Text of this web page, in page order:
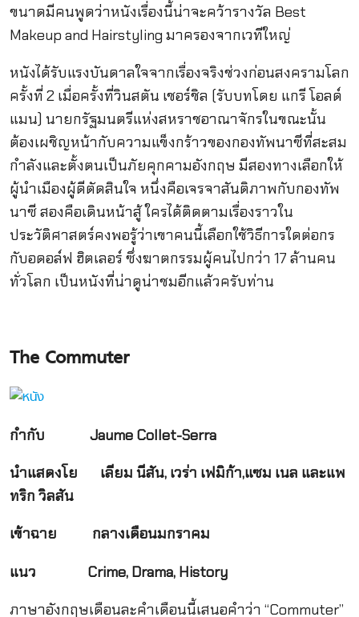
ขนาดมีคนพูดว่าหนังเรื่องนี้น่าจะคว้ารางวัล Best
Makeup and Hairstyling มาครองจากเวทีใหญ่
หนังได้รับแรงบันดาลใจจากเรื่องจริงช่วงก่อนสงครามโลก
ครั้งที่ 2 เมื่อครั้งที่วินสตัน เชอร์ชิล (รับบทโดย แกรี โอลด์
แมน) นายกรัฐมนตรีแห่งสหราชอาณาจักรในขณะนั้น
ต้องเผชิญหน้ากับความแข็งกร้าวของกองทัพนาซีที่สะสม
กำลังและตั้งตนเป็นภัยคุกคามอังกฤษ มีสองทางเลือกให้
ผู้นำเมืองผู้ดีตัดสินใจ หนึ่งคือเจรจาสันติภาพกับกองทัพ
นาซี สองคือเดินหน้าสู้ ใครได้ติดตามเรื่องราวใน
ประวัติศาสตร์คงพอรู้ว่าเขาคนนี้เลือกใช้วิธีการใดต่อกร
กับอดอล์ฟ ฮิตเลอร์ ซึ่งฆาตกรรมผู้คนไปกว่า 17 ล้านคน
ทั่วโลก เป็นหนังที่น่าดูน่าชมอีกแล้วครับท่าน
The Commuter
กำกับ
Jaume Collet-Serra
นำแสดงโย เลียม นีสัน, เวร่า เฟมิก้า,แซม เนล และแพ
ทริก วิลสัน
เข้าฉาย กลางเดือนมกราคม
แนว Crime, Drama, History
ภาษาอังกฤษเดือนละคำเดือนนี้เสนอคำว่า “Commuter”